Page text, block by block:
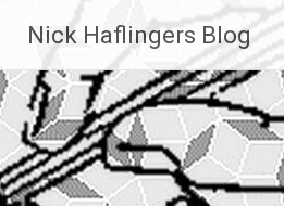
Inhalt
springen
Nick Haflingers Blog